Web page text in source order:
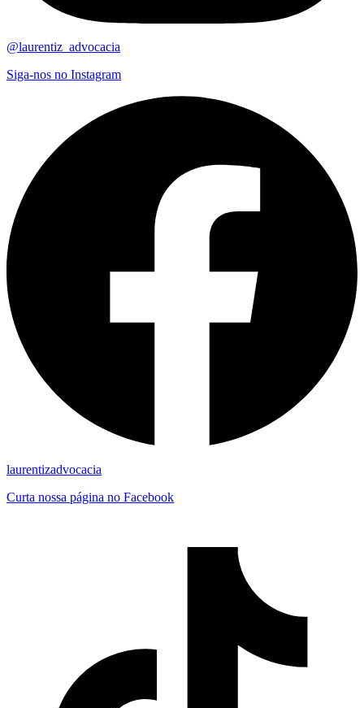
@laurentiz_advocacia
Siga-nos no Instagram
laurentizadvocacia
Curta nossa página no Facebook